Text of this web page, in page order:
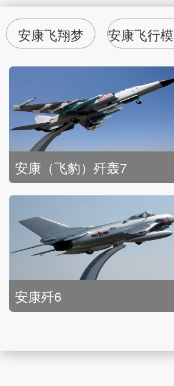
安康飞翔梦
安康歼20
安康初教六模拟器